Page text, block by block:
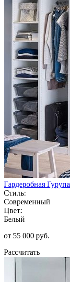
Гардеробная Гурупа
Стиль:
Современный
Цвет:
Белый
от 55 000 руб.
Рассчитать